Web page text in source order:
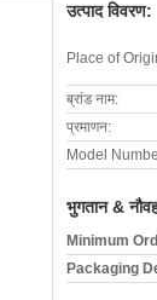
उत्पाद विवरण:
Place of
ब्रांड नाम:
प्रमाणन:
Model
भुगतान &
Minimum
Packaging